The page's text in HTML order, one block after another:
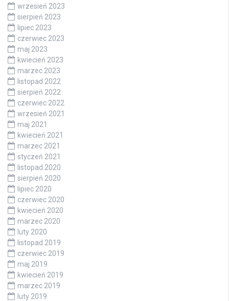
wrzesień 2023
sierpień 2023
lipiec 2023
czerwiec 2023
maj 2023
kwiecień 2023
marzec 2023
listopad 2022
sierpień 2022
czerwiec 2022
wrzesień 2021
maj 2021
kwiecień 2021
marzec 2021
styczeń 2021
listopad 2020
sierpień 2020
lipiec 2020
czerwiec 2020
kwiecień 2020
marzec 2020
luty 2020
listopad 2019
czerwiec 2019
maj 2019
kwiecień 2019
marzec 2019
luty 2019